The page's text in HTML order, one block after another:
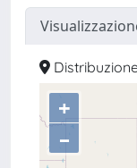
+
–